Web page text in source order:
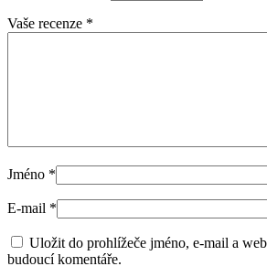
Vaše recenze *
Jméno *
E-mail *
Uložit do prohlížeče jméno, e-mail a
budoucí komentáře.